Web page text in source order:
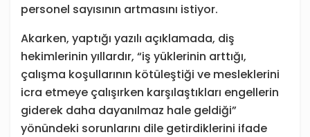
personel sayısının artmasını istiyor.
Akarken, yaptığı yazılı açıklamada, diş
hekimlerinin yıllardır, “iş yüklerinin arttığı,
çalışma koşullarının kötüleştiği ve mesleklerini
icra etmeye çalışırken karşılaştıkları engellerin
giderek daha dayanılmaz hale geldiği”
yönündeki sorunlarını dile getirdiklerini ifade